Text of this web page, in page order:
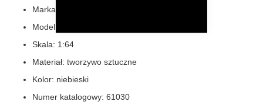
Marka oryginału: New Holland
Model: T6.160
Skala: 1:64
Materiał: tworzywo sztuczne
Kolor: niebieski
Numer katalogowy: 61030